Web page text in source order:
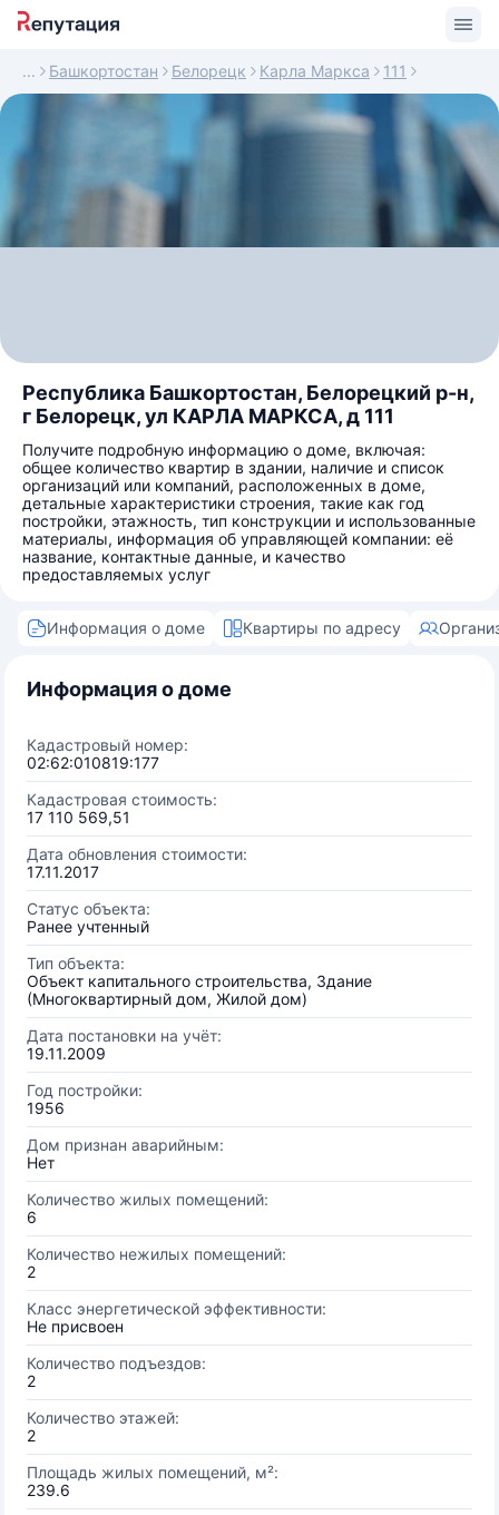
Башкортостан Белорецк Карла Маркса 111
Республика Башкортостан, Белорецкий р-н,
г Белорецк, ул КАРЛА МАРКСА, д 111
Получите подробную информацию о доме, включая:
общее количество квартир в здании, наличие и список
организаций или компаний, расположенных в доме,
детальные характеристики строения, такие как год
постройки, этажность, тип конструкции и использованные
материалы, информация об управляющей компании: её
название, контактные данные, и качество
предоставляемых услуг
Информация о доме Квартиры по адресу
Информация о доме
Кадастровый номер:
02:62:010819:177
Кадастровая стоимость:
17 110 569,51
Дата обновления стоимости:
17.11.2017
Статус объекта:
Ранее учтенный
Тип объекта:
Объект капитального строительства, Здание
(Многоквартирный дом, Жилой дом)
Дата постановки на учёт:
19.11.2009
Год постройки:
1956
Дом признан аварийным:
Нет
Количество жилых помещений:
6
Количество нежилых помещений:
2
Класс энергетической эффективности:
Не присвоен
Количество подъездов:
2
Количество этажей:
2
Площадь жилых помещений, м²:
239.6